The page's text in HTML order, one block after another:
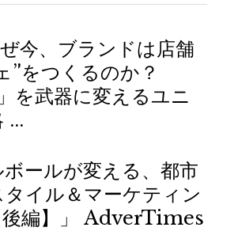
今、ブランドは店舗
”をつくるのか？
を武器に変えるユニ
...
ボールが変える、都市
イル＆マーケティン
後編】」 AdverTimes